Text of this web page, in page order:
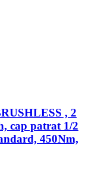
, 2
cap patrat 1/2
450Nm,